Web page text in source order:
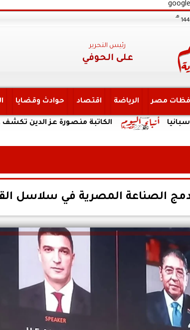
هـ
رئيس التحرير
على الحوفي
مصر الرياضة اقتصاد حوادث وقضايا
الكاتبة منصورة عز الدين تكشف عن أخر
الصناعة المصرية في سلاسل